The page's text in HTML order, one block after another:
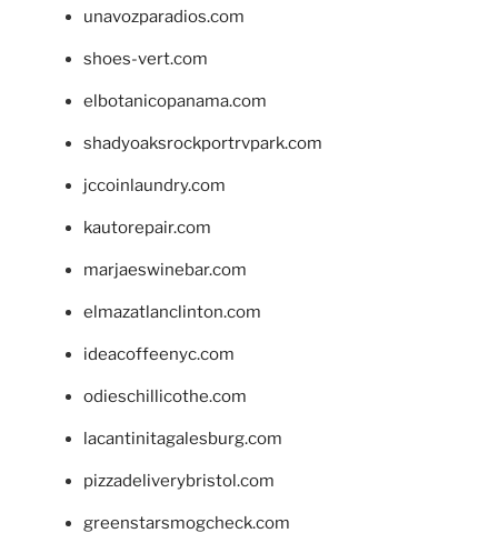
unavozparadios.com
shoes-vert.com
elbotanicopanama.com
shadyoaksrockportrvpark.com
jccoinlaundry.com
kautorepair.com
marjaeswinebar.com
elmazatlanclinton.com
ideacoffeenyc.com
odieschillicothe.com
lacantinitagalesburg.com
pizzadeliverybristol.com
greenstarsmogcheck.com